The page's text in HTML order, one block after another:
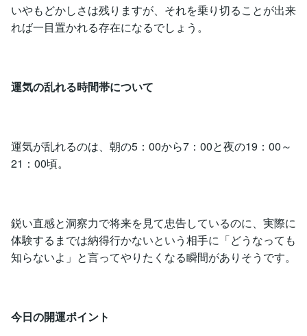
いやもどかしさは残りますが、それを乗り切ることが出来
れば一目置かれる存在になるでしょう。
運気の乱れる時間帯について
運気が乱れるのは、朝の5：00から7：00と夜の19：00～
21：00頃。
鋭い直感と洞察力で将来を見て忠告しているのに、実際に
体験するまでは納得行かないという相手に「どうなっても
知らないよ」と言ってやりたくなる瞬間がありそうです。
今日の開運ポイント